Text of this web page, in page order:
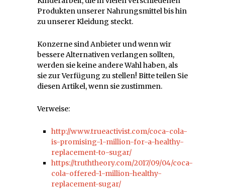
Produkten unserer Nahrungsmittel bis hin
zu unserer Kleidung steckt.
Konzerne sind Anbieter und wenn wir
bessere Alternativen verlangen sollten,
werden sie keine andere Wahl haben, als
sie zur Verfügung zu stellen! Bitte teilen Sie
diesen Artikel, wenn sie zustimmen.
Verweise:
http://www.trueactivist.com/coca-cola-
is-promising-1-million-for-a-healthy-
replacement-to-sugar/
https://truththeory.com/2017/09/04/coca-
cola-offered-1-million-healthy-
replacement-sugar/